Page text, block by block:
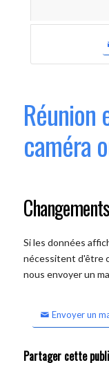
Réunion
caméra
Si les données
nécessitent d'être
nous envoyer un
Envoyer un
Partager cette